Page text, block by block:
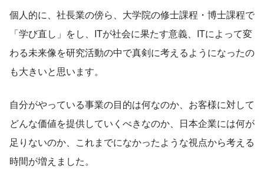
個人的に、社長業の傍ら、大学院の修士課程・博士課程で
「学び直し」をし、ITが社会に果たす意義、ITによって変
わる未来像を研究活動の中で真剣に考えるようになったの
も大きいと思います。
自分がやっている事業の目的は何なのか、お客様に対して
どんな価値を提供していくべきなのか、日本企業には何が
足りないのか、これまでになかったような視点から考える
時間が増えました。